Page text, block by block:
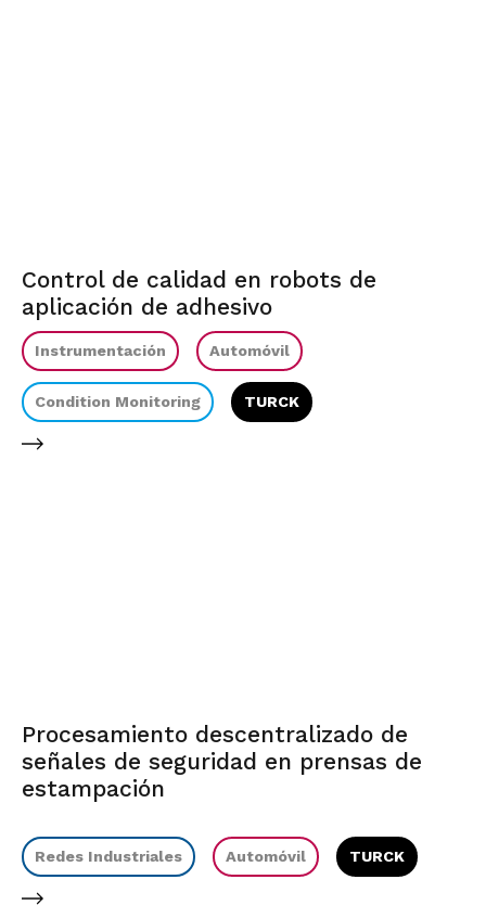
Control de calidad en robots de
aplicación de adhesivo
Instrumentación Automóvil
Condition Monitoring TURCK
Procesamiento descentralizado de
señales de seguridad en prensas de
estampación
Redes Industriales Automóvil TURCK